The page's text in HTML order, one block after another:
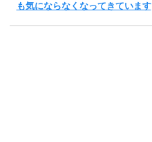
も気にならなくなってきています